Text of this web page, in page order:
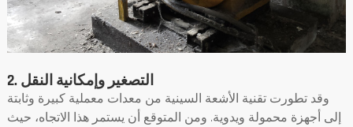
2. التصغير وإمكانية النقل
وقد تطورت تقنية الأشعة السينية من معدات معملية كبيرة وثابتة
إلى أجهزة محمولة ويدوية. ومن المتوقع أن يستمر هذا الاتجاه، حيث